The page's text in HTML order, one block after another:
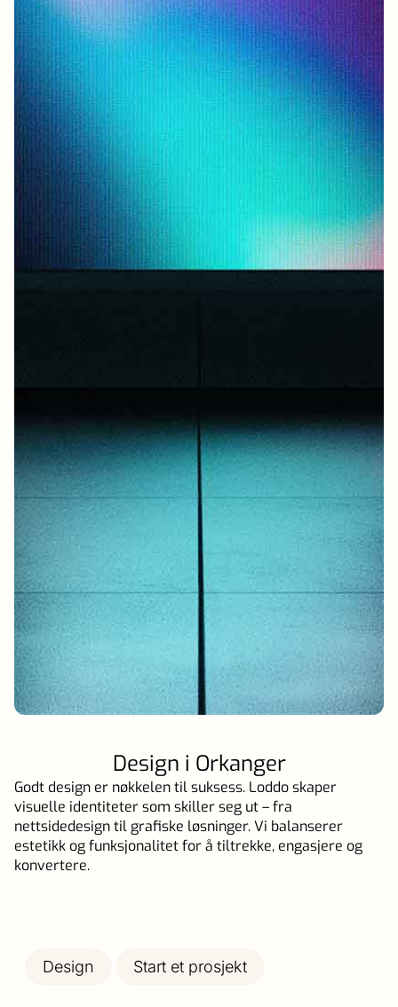
Design i Orkanger
Godt design er nøkkelen til suksess. Loddo skaper
visuelle identiteter som skiller seg ut – fra
nettsidedesign til grafiske løsninger. Vi balanserer
estetikk og funksjonalitet for å tiltrekke, engasjere og
konvertere.
Design Start et prosjekt